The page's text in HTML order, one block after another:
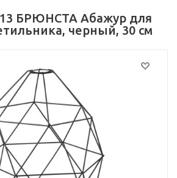
БРЮНСТА Абажур для
черный, 30 см